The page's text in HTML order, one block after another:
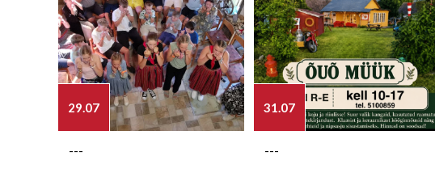
29.07
---
31.07
---